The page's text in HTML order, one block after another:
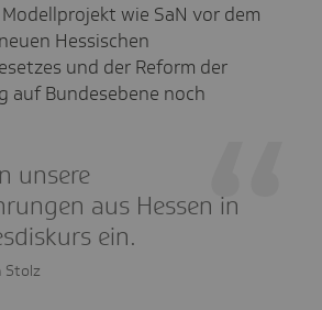
wie SaN vor dem
Hessischen
und der Reform der
auf Bundesebene noch
unsere
aus Hessen in
ein.
Stolz